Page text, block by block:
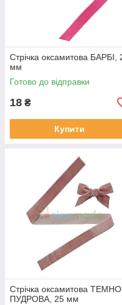
Стрічка оксамитова БАРБІ,
мм
Готово до відправки
18 ₴
Купити
Стрічка оксамитова
ПУДРОВА, 25 мм